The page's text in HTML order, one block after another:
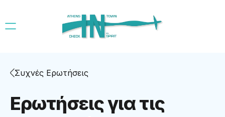
Συχνές Ερωτήσεις
Ερωτήσεις για τις